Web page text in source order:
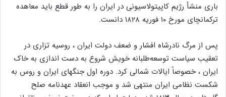
باری منشأ رژیم کاپیتولاسیونی در ایران را به طور قطع باید معاهده
ترکمانچای مورخ ۱۰ فوریه ۱۸۲۸ دانست.
پس از مرگ نادرشاه افشار و ضعف دولت ایران ، روسیه تزاری در
تعقیب سیاست توسعه‌طلبانه خویش شروع به دست اندازی به خاک
ایران ، خصوصاً ایالات شمالی کرد. دوره اول جنگهای ایران و روس به
شکست نظامی ایران منتهی شد و موجب انعقاد عهدنامه صلح